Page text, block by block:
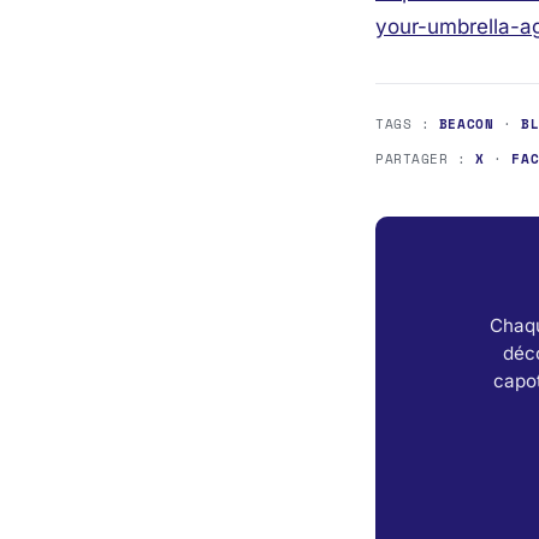
your-umbrella-
TAGS : BEACON ·
PARTAGER :X ·